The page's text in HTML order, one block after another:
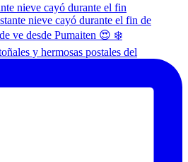
nieve cayó durante el fin
y hermosas postales del